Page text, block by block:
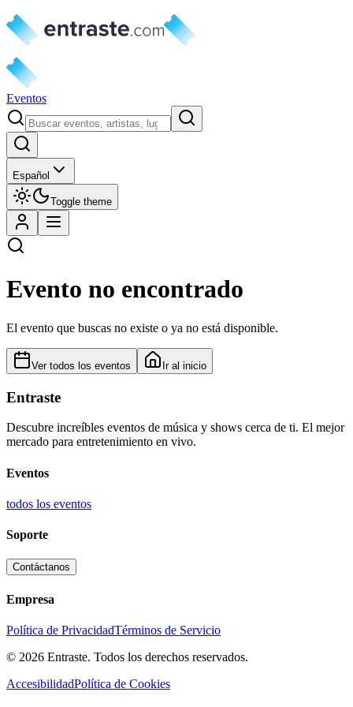
Eventos
Español
Toggle theme
Evento no encontrado
El evento que buscas no existe o ya no está disponible.
Ver todos los eventos Ir al inicio
Entraste
Descubre increíbles eventos de música y shows cerca de ti. El mejor
mercado para entretenimiento en vivo.
Eventos
todos los eventos
Soporte
Contáctanos
Empresa
Política de PrivacidadTérminos de Servicio
© 2026 Entraste. Todos los derechos reservados.
AccesibilidadPolítica de Cookies